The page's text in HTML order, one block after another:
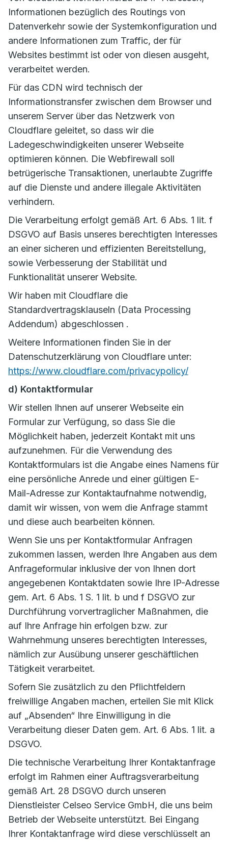
Informationen bezüglich des Routings von
Datenverkehr sowie der Systemkonfiguration und
andere Informationen zum Traffic, der für
Websites bestimmt ist oder von diesen ausgeht,
verarbeitet werden.
Für das CDN wird technisch der
Informationstransfer zwischen dem Browser und
unserem Server über das Netzwerk von
Cloudflare geleitet, so dass wir die
Ladegeschwindigkeiten unserer Webseite
optimieren können. Die Webfirewall soll
betrügerische Transaktionen, unerlaubte Zugriffe
auf die Dienste und andere illegale Aktivitäten
verhindern.
Die Verarbeitung erfolgt gemäß Art. 6 Abs. 1 lit. f
DSGVO auf Basis unseres berechtigten Interesses
an einer sicheren und effizienten Bereitstellung,
sowie Verbesserung der Stabilität und
Funktionalität unserer Website.
Wir haben mit Cloudflare die
Standardvertragsklauseln (Data Processing
Addendum) abgeschlossen .
Weitere Informationen finden Sie in der
Datenschutzerklärung von Cloudflare unter:
https://www.cloudflare.com/privacypolicy/
d) Kontaktformular
Wir stellen Ihnen auf unserer Webseite ein
Formular zur Verfügung, so dass Sie die
Möglichkeit haben, jederzeit Kontakt mit uns
aufzunehmen. Für die Verwendung des
Kontaktformulars ist die Angabe eines Namens für
eine persönliche Anrede und einer gültigen E-
Mail-Adresse zur Kontaktaufnahme notwendig,
damit wir wissen, von wem die Anfrage stammt
und diese auch bearbeiten können.
Wenn Sie uns per Kontaktformular Anfragen
zukommen lassen, werden Ihre Angaben aus dem
Anfrageformular inklusive der von Ihnen dort
angegebenen Kontaktdaten sowie Ihre IP-Adresse
gem. Art. 6 Abs. 1 S. 1 lit. b und f DSGVO zur
Durchführung vorvertraglicher Maßnahmen, die
auf Ihre Anfrage hin erfolgen bzw. zur
Wahrnehmung unseres berechtigten Interesses,
nämlich zur Ausübung unserer geschäftlichen
Tätigkeit verarbeitet.
Sofern Sie zusätzlich zu den Pflichtfeldern
freiwillige Angaben machen, erteilen Sie mit Klick
auf „Absenden“ Ihre Einwilligung in die
Verarbeitung dieser Daten gem. Art. 6 Abs. 1 lit. a
DSGVO.
Die technische Verarbeitung Ihrer Kontaktanfrage
erfolgt im Rahmen einer Auftragsverarbeitung
gemäß Art. 28 DSGVO durch unseren
Dienstleister Celseo Service GmbH, die uns beim
Betrieb der Webseite unterstützt. Bei Eingang
Ihrer Kontaktanfrage wird diese verschlüsselt an